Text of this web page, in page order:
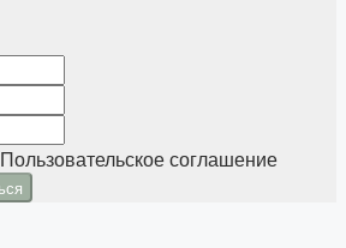
Пользовательское соглашение